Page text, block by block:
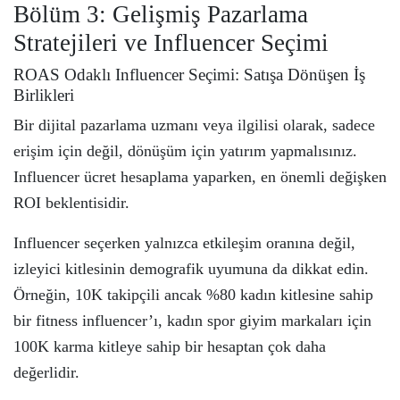
Bölüm 3: Gelişmiş Pazarlama
Stratejileri ve Influencer Seçimi
ROAS Odaklı Influencer Seçimi: Satışa Dönüşen İş
Birlikleri
Bir dijital pazarlama uzmanı veya ilgilisi olarak, sadece
erişim için değil, dönüşüm için yatırım yapmalısınız.
Influencer ücret hesaplama yaparken, en önemli değişken
ROI beklentisidir.
Influencer seçerken yalnızca etkileşim oranına değil,
izleyici kitlesinin demografik uyumuna da dikkat edin.
Örneğin, 10K takipçili ancak %80 kadın kitlesine sahip
bir fitness influencer’ı, kadın spor giyim markaları için
100K karma kitleye sahip bir hesaptan çok daha
değerlidir.